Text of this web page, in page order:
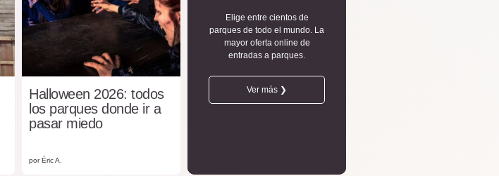
Halloween 2026: todos
los parques donde ir a
pasar miedo
por Éric A.
Elige entre cientos de
parques de todo el mundo. La
mayor oferta online de
entradas a parques.
Ver más ❯